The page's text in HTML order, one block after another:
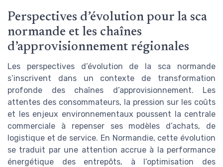
Perspectives d’évolution pour la sca
normande et les chaînes
d’approvisionnement régionales
Les perspectives d’évolution de la sca normande
s’inscrivent dans un contexte de transformation
profonde des chaînes d’approvisionnement. Les
attentes des consommateurs, la pression sur les coûts
et les enjeux environnementaux poussent la centrale
commerciale à repenser ses modèles d’achats, de
logistique et de service. En Normandie, cette évolution
se traduit par une attention accrue à la performance
énergétique des entrepôts, à l’optimisation des